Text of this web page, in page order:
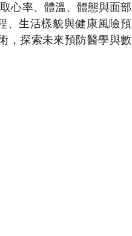
心率、體溫、體態與面部
、生活樣貌與健康風險預
，探索未來預防醫學與數